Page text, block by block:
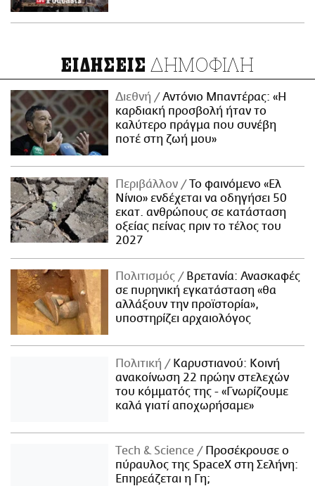
ΕΙΔΗΣΕΙΣ ΔΗΜΟΦΙΛΗ
Διεθνή
Αντόνιο Μπαντέρας: «Η
καρδιακή προσβολή ήταν το
καλύτερο πράγμα που συνέβη
ποτέ στη ζωή μου»
Περιβάλλον
Το φαινόμενο «Ελ
Νίνιο» ενδέχεται να οδηγήσει 50
εκατ. ανθρώπους σε κατάσταση
οξείας πείνας πριν το τέλος του
2027
Πολιτισμός
Βρετανία: Ανασκαφές
σε πυρηνική εγκατάσταση «θα
αλλάξουν την προϊστορία»,
υποστηρίζει αρχαιολόγος
Πολιτική
Καρυστιανού: Κοινή
ανακοίνωση 22 πρώην στελεχών
του κόμματός της - «Γνωρίζουμε
καλά γιατί αποχωρήσαμε»
Τech & Science
Προσέκρουσε ο
πύραυλος της SpaceX στη Σελήνη:
Επηρεάζεται η Γη;